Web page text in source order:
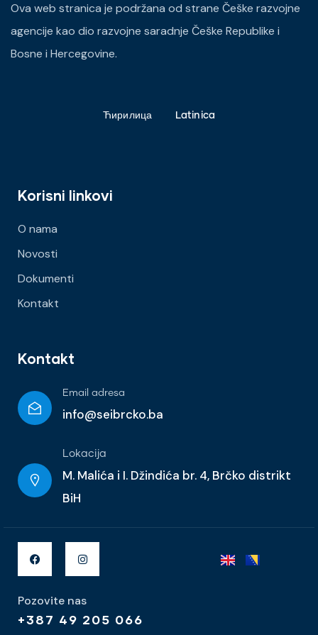
Ova web stranica je podržana od strane Češke razvojne
agencije kao dio razvojne saradnje Češke Republike i
Bosne i Hercegovine.
Ћирилица Latinica
Korisni linkovi
O nama
Novosti
Dokumenti
Kontakt
Kontakt
Email adresa
info@seibrcko.ba
Lokacija
M. Malića i I. Džindića br. 4, Brčko distrikt
BiH
Pozovite nas
+387 49 205 066